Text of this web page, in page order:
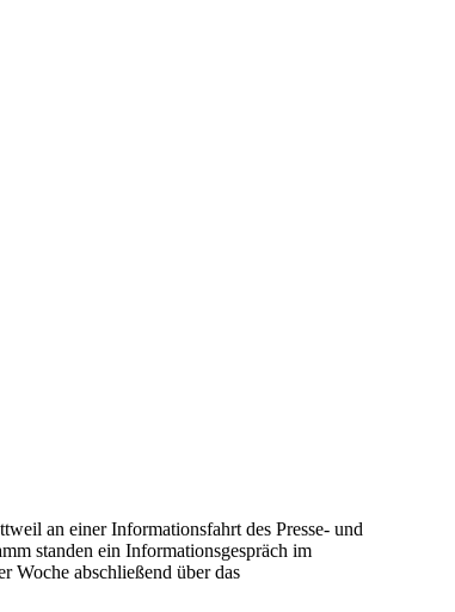
an einer Informationsfahrt des Presse- und
standen ein Informationsgespräch im
Woche abschließend über das